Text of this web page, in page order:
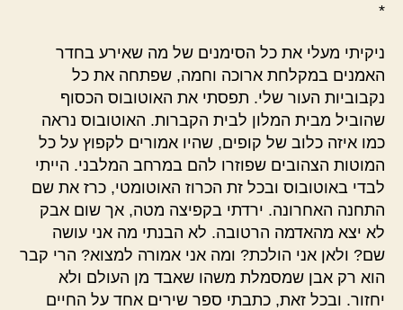
*
ניקיתי מעלי את כל הסימנים של מה שאירע בחדר
האמנים במקלחת ארוכה וחמה, שפתחה את כל
נקבוביות העור שלי. תפסתי את האוטובוס הכסוף
שהוביל מבית המלון לבית הקברות. האוטובוס נראה
כמו איזה כלוב של קופים, שהיו אמורים לקפוץ על כל
המוטות הצהובים שפוזרו להם במרחב המלבני. הייתי
לבדי באוטובוס ובכל זת הכרוז האוטומטי, כרז את שם
התחנה האחרונה. ירדתי בקפיצה מטה, אך שום אבק
לא יצא מהאדמה הרטובה. לא הבנתי מה אני עושה
שם? ולאן אני הולכת? ומה אני אמורה למצוא? הרי קבר
הוא רק אבן שמסמלת משהו שאבד מן העולם ולא
יחזור. ובכל זאת, כתבתי ספר שירים אחד על החיים